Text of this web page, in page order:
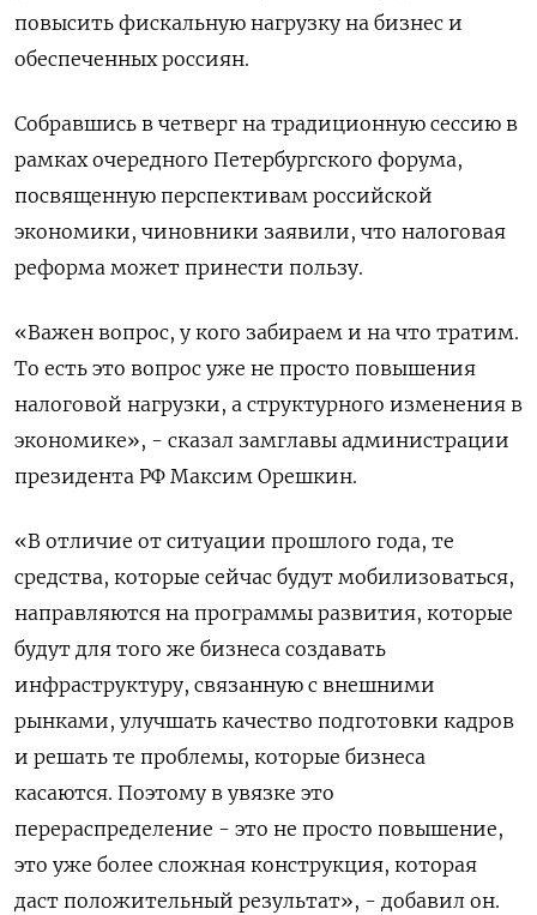
повысить фискальную нагрузку на бизнес и
обеспеченных россиян.
Собравшись в четверг на традиционную сессию в
рамках очередного Петербургского форума,
посвященную перспективам российской
экономики, чиновники заявили, что налоговая
реформа может принести пользу.
«Важен вопрос, у кого забираем и на что тратим.
То есть это вопрос уже не просто повышения
налоговой нагрузки, а структурного изменения в
экономике», - сказал замглавы администрации
президента РФ Максим Орешкин.
«В отличие от ситуации прошлого года, те
средства, которые сейчас будут мобилизоваться,
направляются на программы развития, которые
будут для того же бизнеса создавать
инфраструктуру, связанную с внешними
рынками, улучшать качество подготовки кадров
и решать те проблемы, которые бизнеса
касаются. Поэтому в увязке это
перераспределение - это не просто повышение,
это уже более сложная конструкция, которая
даст положительный результат», - добавил он.